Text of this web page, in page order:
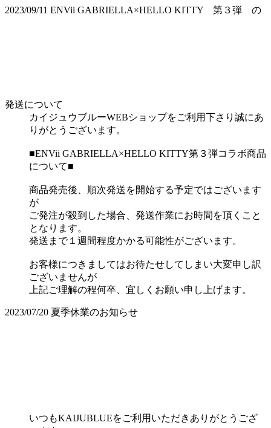
2023/09/11 ENVii GABRIELLA×HELLO KITTY 第３弾 の
発送について
カイジュウブルーWEBショップをご利用下さり誠にあ
りがとうございます。
■ENVii GABRIELLA×HELLO KITTY第３弾コラボ商品
について■
商品発売後、順次発送を開始する予定ではございます
が
ご発注が殺到した場合、発送作業にお時間を頂くこと
となります。
発送まで１週間程度かかる可能性がございます。
お客様につきましてはお待たせしてしまい大変申し訳
ございませんが
上記ご理解の程何卒、宜しくお願い申し上げます。
2023/07/20 夏季休業のお知らせ
いつもKAIJUBLUEをご利用いただきありがとうござ